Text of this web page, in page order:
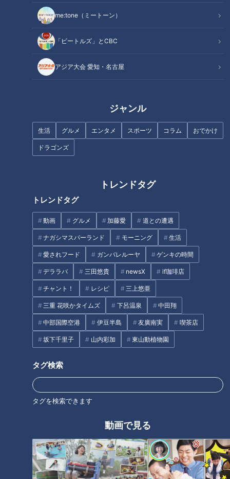
me:tone（ミートーン）
「ビートルズ」とCBC
アジア大会 愛知・名古屋
ジャンル
生活 グルメ エンタメ スポーツ コラム おでかけ
ドラゴンズ
トレンドタグ
トレンドタグ
動画 グルメ 加藤愛 道との遭遇
ナガシマスパーランド モーニング 生活
愛されフード ガンバレルーヤ ゲンキの時間
デララバ 三田悠貴 newsX if珈琲店
チャント！ レシピ 三上悠亜
三重 花咲かタイムズ 下呂温泉 中田翔
中部国際空港 伊豆半島 友廣南実 喫茶店
坂下千里子 山内彩加 東山動植物園
タグ検索
タグを検索できます
動画で見る
逸材は筋トレマニア野田もビックリの筋肉
CBCテレビ『チャント！』マヂ学校に向かいます
過去19回インターハイで優勝。パリオリンピック日本代表の橋
本英也選手も所属していた『岐南工業高校 自転車競技部』。
なんと、競輪場を週3回借りて練習しています。3月の『全国
高等学校選抜自転車競技大会』のスプリント種目で準優勝した
のは、3年生の松久侑叶くん。マヂラブの二人は、まず胸筋の
すごさにビックリしますが、それよりも驚いたのが、筋トレマ
ニアの野田も「なんか入ってる？」というくらい硬くて張りの
あるお尻の筋肉です。その松久くんに自転車競技の特徴を尋ね
ると、「ブレーキが付いていないこと」だとか。他にも、靴を
ペダルに固定して漕ぐそうです。
バランス感覚も鍛える念入りなウォーミングアッ